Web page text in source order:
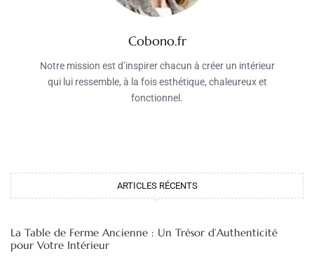
Cobono.fr
Notre mission est d’inspirer chacun à créer un intérieur
qui lui ressemble, à la fois esthétique, chaleureux et
fonctionnel.
ARTICLES RÉCENTS
La Table de Ferme Ancienne : Un Trésor d’Authenticité
pour Votre Intérieur